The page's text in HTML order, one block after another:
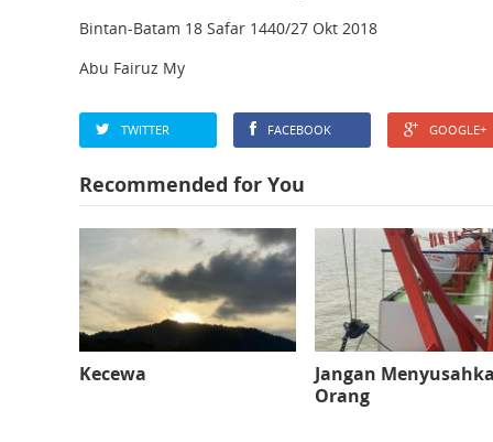
Bintan-Batam 18 Safar 1440/27 Okt 2018
Abu Fairuz My
TWITTER FACEBOOK GOOGLE+
Recommended for You
Kecewa
Jangan
Orang